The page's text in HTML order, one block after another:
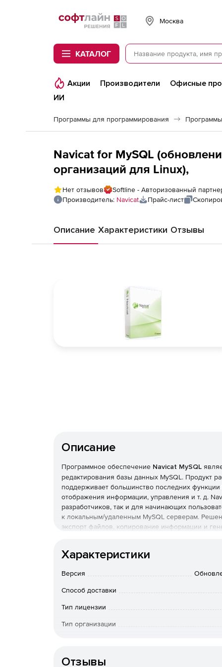
Softline
Москва
КАТАЛОГ
Акции Производители Офисные
ИИ
Программы для программирования
Navicat for MySQL
организаций для Linux),
Нет отзывов
Softline - Авторизованный
Производитель: Navicat Прайс-лист
Описание Характеристики Отзывы
Описание
Программное обеспечение Navicat MySQL
редактирования базы данных MySQL. Продукт
поддерживает большинство последних
отображения информации, управления и т. д.
разработчиков, так и для начинающих
к локальным/удаленным MySQL серверам.
экспорт файлов, копирование информации и
Основные возможности:
Совместимость с любой версией MySQL
пользователей в таблице сетки.
Характеристики
Версия
Способ доставки
Тип лицензии
Тип организации
Отзывы